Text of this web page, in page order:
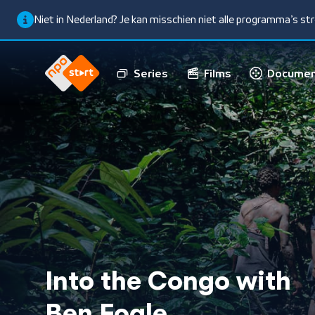
Niet in Nederland? Je kan misschien niet alle programma’s
Series Films
Into the Congo with